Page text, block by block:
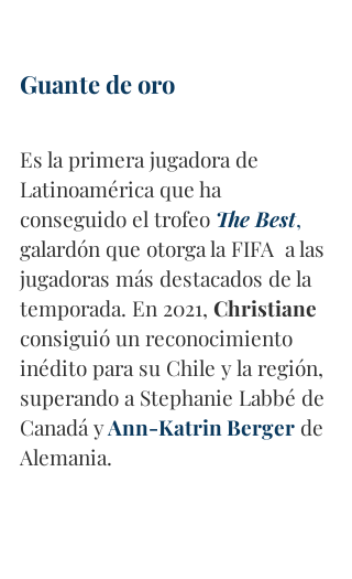
Guante de oro
Es la primera jugadora de
Latinoamérica que ha
conseguido el trofeo The Best,
galardón que otorga la FIFA  a las
jugadoras más destacados de la
temporada. En 2021, Christiane
consiguió un reconocimiento
inédito para su Chile y la región,
superando a Stephanie Labbé de
Canadá yAnn-Katrin Berger de
Alemania.